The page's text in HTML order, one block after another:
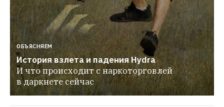
ОБЪЯСНЯЕМ
История взлета и падения Hydra
И что происходит с наркоторговлей
в даркнете сейчас